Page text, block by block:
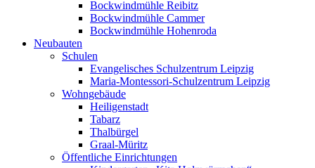
Bockwindmühle Reibitz
Bockwindmühle Cammer
Bockwindmühle Hohenroda
Neubauten
Schulen
Evangelisches Schulzentrum Leipzig
Maria-Montessori-Schulzentrum Leipzig
Wohngebäude
Heiligenstadt
Tabarz
Thalbürgel
Graal-Müritz
Öffentliche Einrichtungen